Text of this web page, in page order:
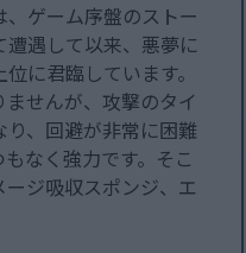
ゲーム序盤のストー
遇して以来、悪夢に
に君臨しています。
せんが、攻撃のタイ
、回避が非常に困難
なく強力です。そこ
ジ吸収スポンジ、エ